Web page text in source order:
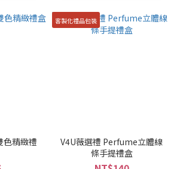
色精緻禮
客製化禮品包裝
V4U薇選禮 Perfume立體線
條手提禮盒